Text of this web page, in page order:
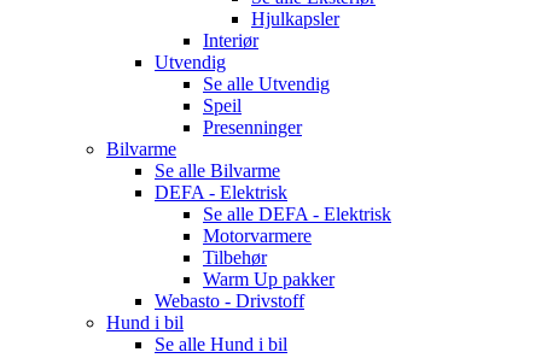
Hjulkapsler
Interiør
Utvendig
Se alle Utvendig
Speil
Presenninger
Bilvarme
Se alle Bilvarme
DEFA - Elektrisk
Se alle DEFA - Elektrisk
Motorvarmere
Tilbehør
Warm Up pakker
Webasto - Drivstoff
Hund i bil
Se alle Hund i bil